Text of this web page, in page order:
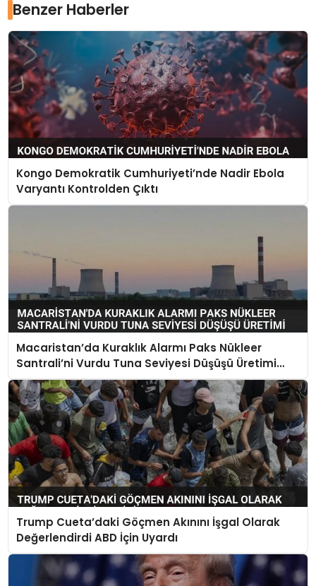
Benzer Haberler
Kongo Demokratik Cumhuriyeti’nde Nadir Ebola
Varyantı Kontrolden Çıktı
Macaristan’da Kuraklık Alarmı Paks Nükleer
Santrali’ni Vurdu Tuna Seviyesi Düşüşü Üretimi
Durdurdu
Trump Cueta’daki Göçmen Akınını İşgal Olarak
Değerlendirdi ABD İçin Uyardı